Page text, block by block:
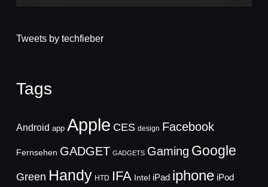
Tweets by techfieber
Tags
Android app Apple CES design Facebook
Fernsehen GADGET GADGETS Gaming Google
Green Handy HTD IFA Intel iPad iphone iPod